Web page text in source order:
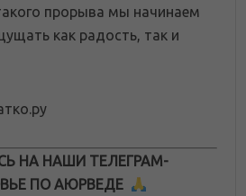
прорыва мы начинаем
как радость, так и
НА НАШИ ТЕЛЕГРАМ-
ПО АЮРВЕДЕ